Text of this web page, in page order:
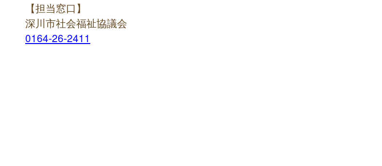
【担当窓口】
深川市社会福祉協議会
0164-26-2411